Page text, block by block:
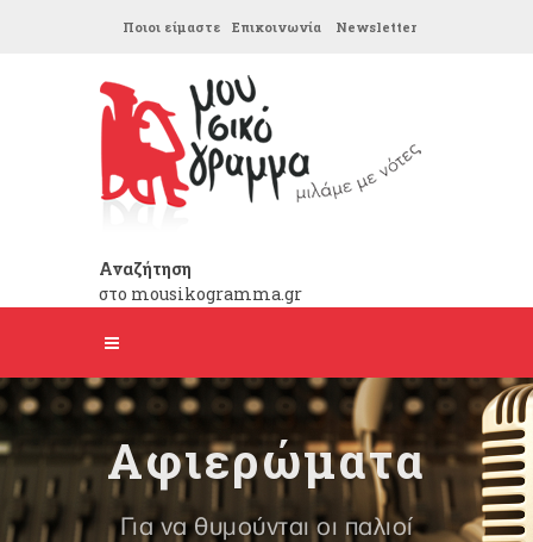
Ποιοι είμαστε Επικοινωνία Newsletter
Αναζήτηση
στο mousikogramma.gr
Αφιερώματα
Για να θυμούνται οι παλιοί